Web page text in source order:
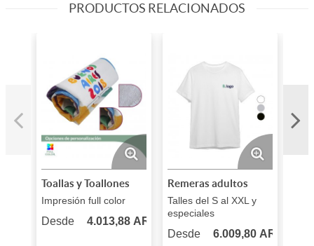
Colores disponibles:
Tipo de personalización:
Full color
Bordado (SOLO LA TOALLA)
Serigrafia hasta 2 colores
N/A
Cantidades mínimas
PRODUCTOS RELACIONADOS
Toallas y Toallones
Impresión full color
Desde 4.013,88 ARS
Remeras adultos
Talles del S al XXL y
especiales
Desde 6.009,80 ARS